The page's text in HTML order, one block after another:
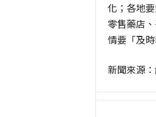
化；各地
零售藥店
情要「及
新聞來源